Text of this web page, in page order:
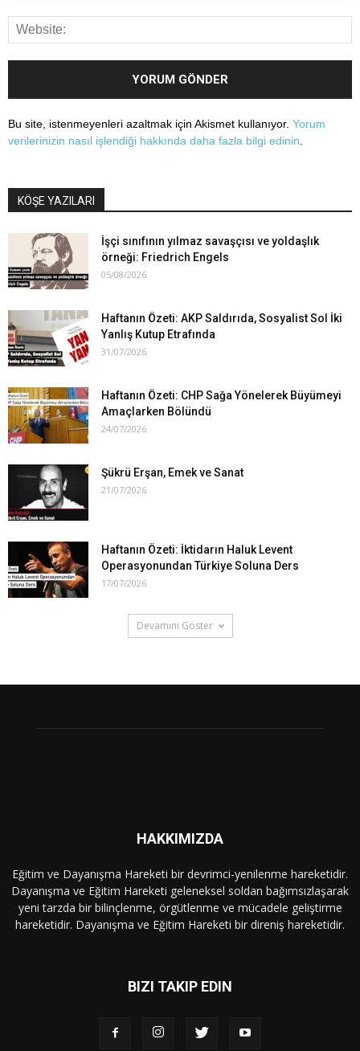
Bu site, istenmeyenleri azaltmak için Akismet kullanıyor. Yorum
verilerinizin nasıl işlendiği hakkında daha fazla bilgi edinin
KÖŞE YAZILARI
İşçi sınıfının yılmaz savaşçısı ve yoldaşlık
örneği: Friedrich Engels
05/08/2026
Haftanın Özeti: AKP Saldırıda, Sosyalist Sol İki
Yanlış Kutup Etrafında
31/07/2026
Haftanın Özeti: CHP Sağa Yönelerek Büyümeyi
Amaçlarken Bölündü
24/07/2026
Şükrü Erşan, Emek ve Sanat
21/07/2026
Haftanın Özeti: İktidarın Haluk Levent
Operasyonundan Türkiye Soluna Ders
17/07/2026
Devamını Göster
HAKKIMIZDA
Eğitim ve Dayanışma Hareketi bir devrimci-yenilenme hareketidir.
Dayanışma ve Eğitim Hareketi geleneksel soldan bağımsızlaşarak
yeni tarzda bir bilinçlenme, örgütlenme ve mücadele geliştirme
hareketidir. Dayanışma ve Eğitim Hareketi bir direniş hareketidir.
BIZI TAKIP EDIN